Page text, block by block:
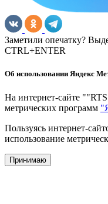
Заметили опечатку?
CTRL+ENTER
Об использовании Яндекс
На интернет-сайте
метрических программ
Пользуясь интернет-
использование
Принимаю